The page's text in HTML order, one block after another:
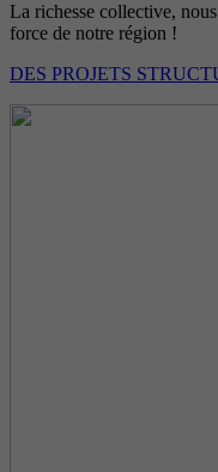
La richesse collective,
force de notre région !
DES PROJETS